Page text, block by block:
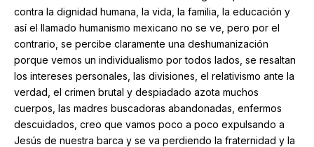
contra la dignidad humana, la vida, la familia, la educación y
así el llamado humanismo mexicano no se ve, pero por el
contrario, se percibe claramente una deshumanización
porque vemos un individualismo por todos lados, se resaltan
los intereses personales, las divisiones, el relativismo ante la
verdad, el crimen brutal y despiadado azota muchos
cuerpos, las madres buscadoras abandonadas, enfermos
descuidados, creo que vamos poco a poco expulsando a
Jesús de nuestra barca y se va perdiendo la fraternidad y la